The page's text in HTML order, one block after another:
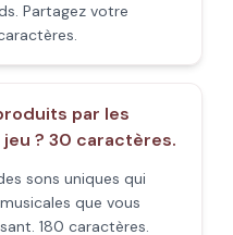
Partagez votre
par les
? 30 caractères.
sons uniques qui
que vous
180 caractères.